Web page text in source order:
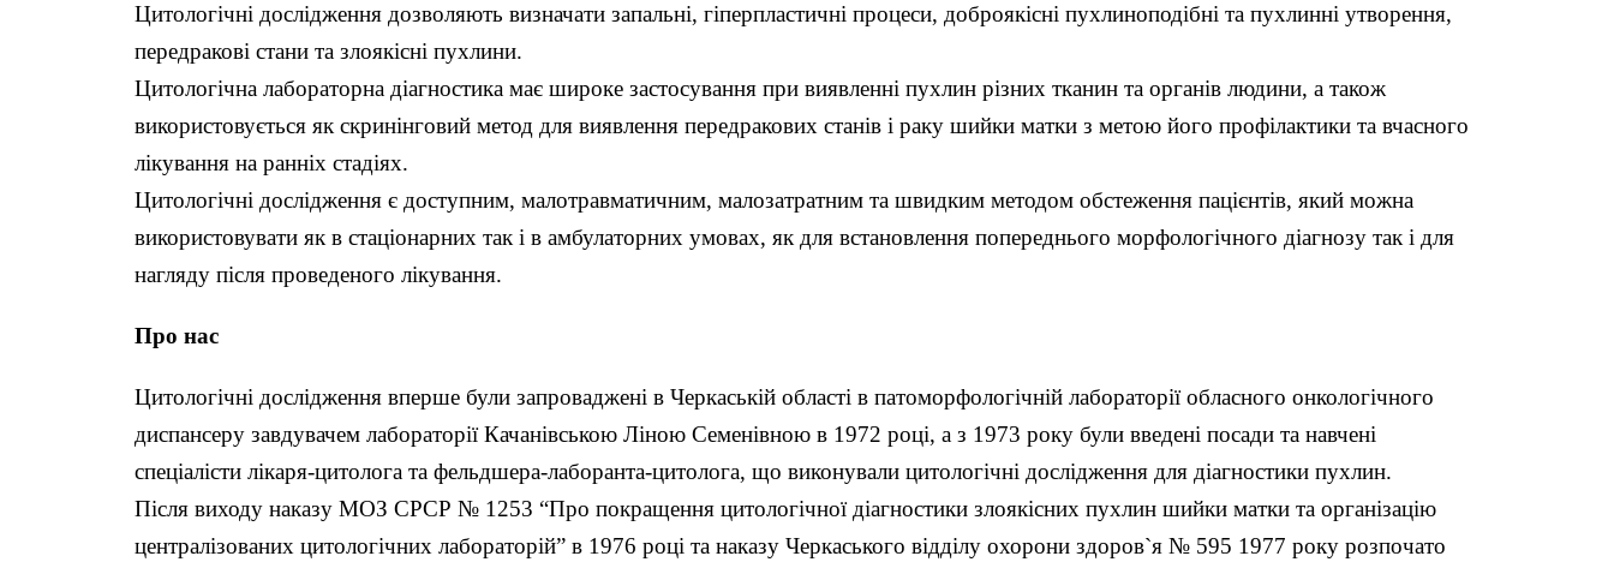
Цитологічні дослідження дозволяють визначати запальні, гіперпластичні процеси, доброякісні пухлиноподібні та пухлинні утворення,
передракові стани та злоякісні пухлини.
Цитологічна лабораторна діагностика має широке застосування при виявленні пухлин різних тканин та органів людини, а також
використовується як скринінговий метод для виявлення передракових станів і раку шийки матки з метою його профілактики та вчасного
лікування на ранніх стадіях.
Цитологічні дослідження є доступним, малотравматичним, малозатратним та швидким методом обстеження пацієнтів, який можна
використовувати як в стаціонарних так і в амбулаторних умовах, як для встановлення попереднього морфологічного діагнозу так і для
нагляду після проведеного лікування.
Про нас
Цитологічні дослідження вперше були запроваджені в Черкаській області в патоморфологічній лабораторії обласного онкологічного
диспансеру завдувачем лабораторії Качанівською Ліною Семенівною в 1972 році, а з 1973 року були введені посади та навчені
спеціалісти лікаря-цитолога та фельдшера-лаборанта-цитолога, що виконували цитологічні дослідження для діагностики пухлин.
Після виходу наказу МОЗ СРСР № 1253 “Про покращення цитологічної діагностики злоякісних пухлин шийки матки та організацію
централізованих цитологічних лабораторій” в 1976 році та наказу Черкаського відділу охорони здоров`я № 595 1977 року розпочато